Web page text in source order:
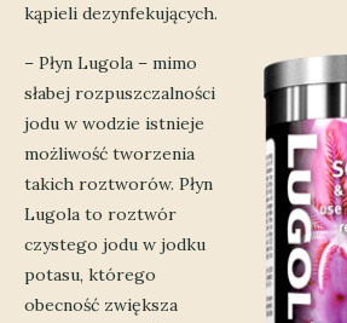
kąpieli dezynfekujących.
– Płyn Lugola – mimo
słabej rozpuszczalności
jodu w wodzie istnieje
możliwość tworzenia
takich roztworów. Płyn
Lugola to roztwór
czystego jodu w jodku
potasu, którego
obecność zwiększa